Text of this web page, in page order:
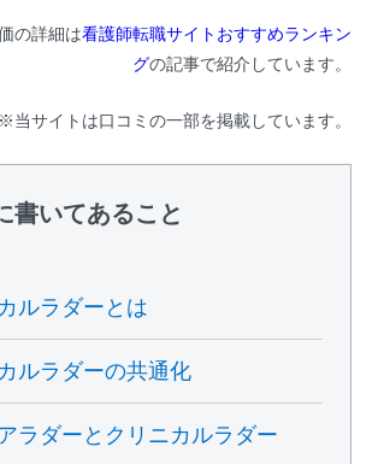
の詳細は看護師転職サイトおすすめランキン
グの記事で紹介しています。
※当サイトは口コミの一部を掲載しています。
書いてあること
ルラダーとは
ルラダーの共通化
ラダーとクリニカルラダー